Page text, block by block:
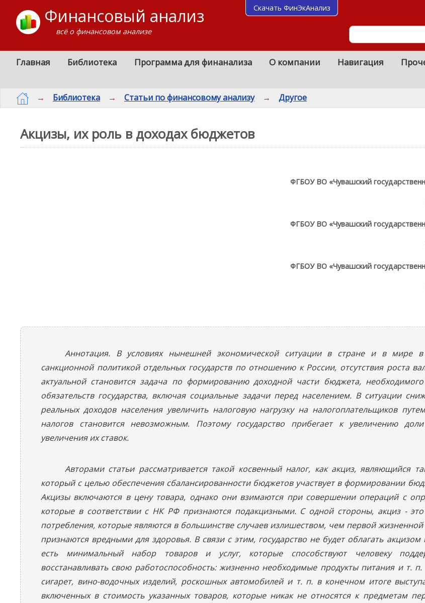
Финансовый анализ
всё о финансовом анализе
Главная Библиотека Программа для финанализа О компании Навигация
→ Библиотека → Статьи по финансовому анализу → Другое
Акцизы, их роль в доходах бюджетов
ФГБОУ ВО «Чувашский
ФГБОУ ВО «Чувашский
ФГБОУ ВО «Чувашский
Аннотация. В условиях нынешней экономической ситуации в стране и в мире в
санкционной политикой отдельных государств по отношению к России, отсутствия роста
актуальной становится задача по формированию доходной части бюджета,
обязательств государства, включая социальные задачи перед населением. В ситуации
реальных доходов населения увеличить налоговую нагрузку на налогоплательщиков
налогов становится невозможным. Поэтому государство прибегает к увеличению
увеличения их ставок.
Авторами статьи рассматривается такой косвенный налог, как акциз, являющийся
который с целью обеспечения сбалансированности бюджетов участвует в формировании
Акцизы включаются в цену товара, однако они взимаются при совершении операций с
которые в соответствии с НК РФ признаются подакцизными. С одной стороны, акциз -
потребления, которые являются в большинстве случаев излишеством, чем первой
признаются вредными для здоровья. В связи с этим, государство не будет облагать акцизом
есть минимальный набор товаров и услуг, которые способствуют человеку
восстанавливать свою работоспособность: жизненно необходимые продукты питания и т.
сигарет, вино-водочных изделий, роскошных автомобилей и т. п. в конечном итоге
включенных в стоимость указанных товаров, которые никак не относятся к предметам
Скачать ФинЭкАнализ